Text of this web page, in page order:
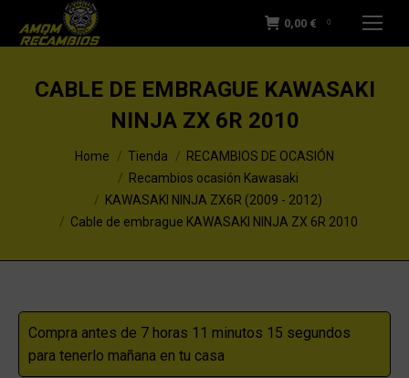
0,00 € 0
CABLE DE EMBRAGUE KAWASAKI
NINJA ZX 6R 2010
You are here:Home Tienda
RECAMBIOS DE OCASIÓN
Recambios ocasión Kawasaki
KAWASAKI NINJA ZX6R (2009 - 2012)
Cable de embrague KAWASAKI NINJA ZX 6R 2010
Compra antes de 7 horas 11 minutos 14 segundos
para tenerlo mañana en tu casa